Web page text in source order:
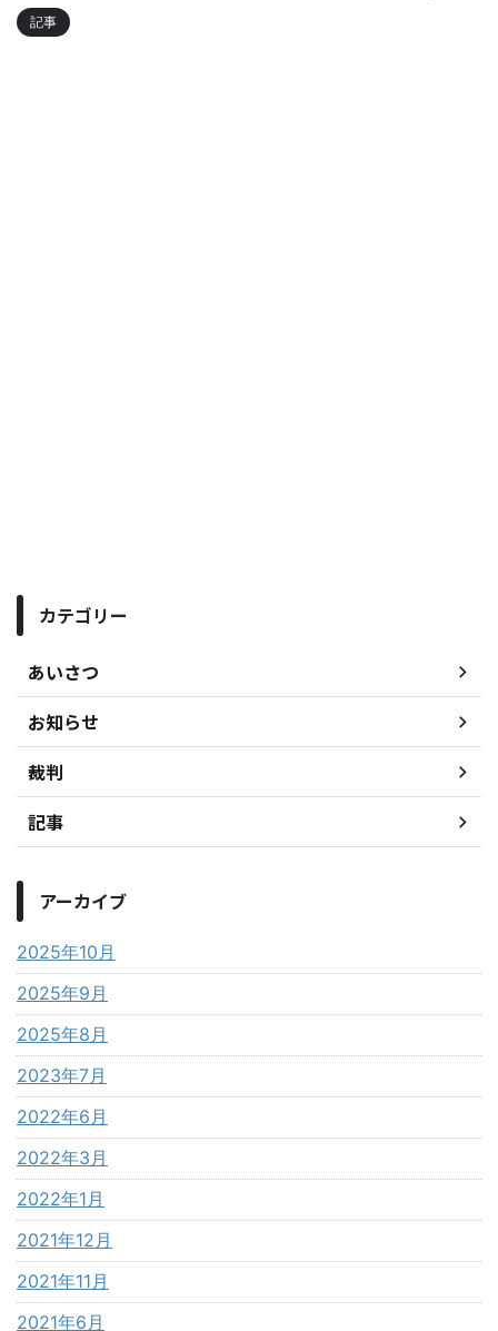
記事
カテゴリー
あいさつ
お知らせ
裁判
記事
アーカイブ
2025年10月
2025年9月
2025年8月
2023年7月
2022年6月
2022年3月
2022年1月
2021年12月
2021年11月
2021年6月